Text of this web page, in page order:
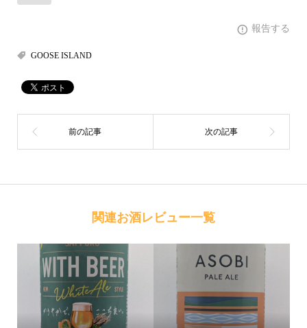
報告する
GOOSE ISLAND
関連お酒レビュー一覧